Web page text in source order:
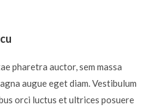
pharetra auctor, sem massa
augue eget diam. Vestibulum
orci luctus et ultrices posuere